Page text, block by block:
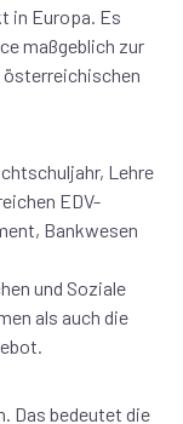
in Europa. Es
maßgeblich zur
öster­reichischen
Lehre
EDV-
Bankwesen
und Soziale
als auch die
Das bedeutet die